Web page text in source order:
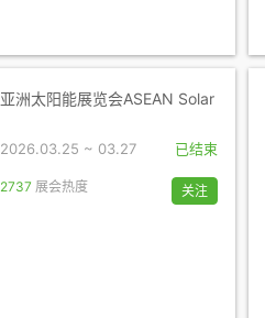
亚洲太阳能展览会ASEAN Solar
2026.03.25 ~ 03.27 已结束
2737 展会热度 关注